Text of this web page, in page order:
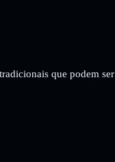
que podem ser